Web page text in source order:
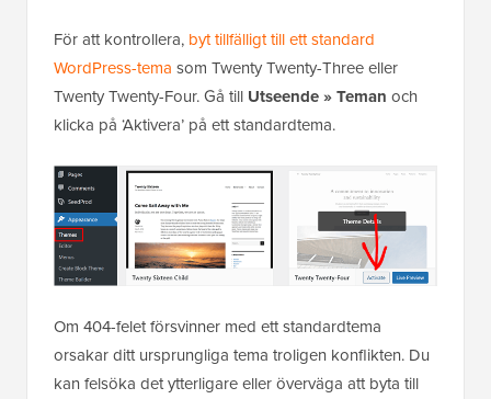
För att kontrollera, byt tillfälligt till ett standard
WordPress-tema som Twenty Twenty-Three eller
Twenty Twenty-Four. Gå till Utseende » Teman och
klicka på ‘Aktivera’ på ett standardtema.
Om 404-felet försvinner med ett standardtema
orsakar ditt ursprungliga tema troligen konflikten. Du
kan felsöka det ytterligare eller överväga att byta till